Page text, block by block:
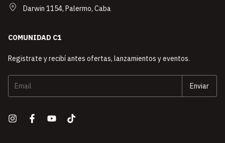
Darwin 1154, Palermo, Caba
COMUNIDAD C1
Registrate y recibí antes ofertas, lanzamientos y eventos.